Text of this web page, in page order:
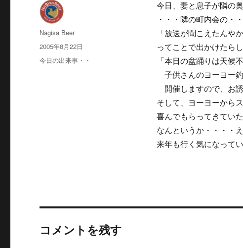
今日、妻と息子が隣の
・・・隣の町内会の・・
「放送が聞こえたんや
ってことで出かけたら
「本日の盆踊りは天候
子供さんのヨーヨー
開催しますので、お
そして、ヨーヨーから
喜んでもらってきていた
なんというか・・・・
来年も行く気になって
投
稿
Nagisa Beer
投
稿
日:
2005年8月22日
カ
今日の出来事・・
コメントを残す